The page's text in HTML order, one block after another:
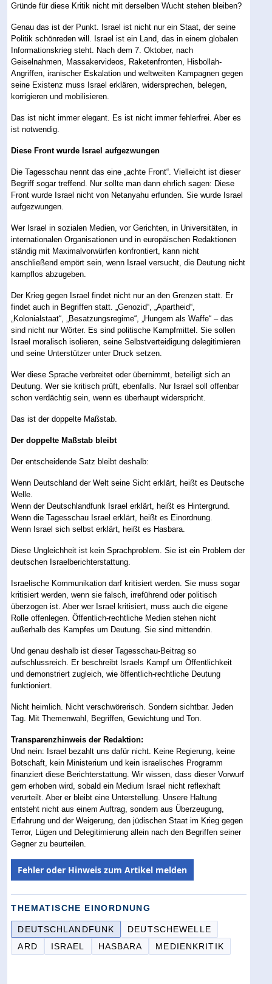
Gründe für diese Kritik nicht mit derselben Wucht stehen bleiben?
Genau das ist der Punkt. Israel ist nicht nur ein Staat, der seine
Politik schönreden will. Israel ist ein Land, das in einem globalen
Informationskrieg steht. Nach dem 7. Oktober, nach
Geiselnahmen, Massakervideos, Raketenfronten, Hisbollah-
Angriffen, iranischer Eskalation und weltweiten Kampagnen gegen
seine Existenz muss Israel erklären, widersprechen, belegen,
korrigieren und mobilisieren.
Das ist nicht immer elegant. Es ist nicht immer fehlerfrei. Aber es
ist notwendig.
Diese Front wurde Israel aufgezwungen
Die Tagesschau nennt das eine „achte Front“. Vielleicht ist dieser
Begriff sogar treffend. Nur sollte man dann ehrlich sagen: Diese
Front wurde Israel nicht von Netanyahu erfunden. Sie wurde Israel
aufgezwungen.
Wer Israel in sozialen Medien, vor Gerichten, in Universitäten, in
internationalen Organisationen und in europäischen Redaktionen
ständig mit Maximalvorwürfen konfrontiert, kann nicht
anschließend empört sein, wenn Israel versucht, die Deutung nicht
kampflos abzugeben.
Der Krieg gegen Israel findet nicht nur an den Grenzen statt. Er
findet auch in Begriffen statt. „Genozid“, „Apartheid“,
„Kolonialstaat“, „Besatzungsregime“, „Hungern als Waffe“ – das
sind nicht nur Wörter. Es sind politische Kampfmittel. Sie sollen
Israel moralisch isolieren, seine Selbstverteidigung delegitimieren
und seine Unterstützer unter Druck setzen.
Wer diese Sprache verbreitet oder übernimmt, beteiligt sich an
Deutung. Wer sie kritisch prüft, ebenfalls. Nur Israel soll offenbar
schon verdächtig sein, wenn es überhaupt widerspricht.
Das ist der doppelte Maßstab.
Der doppelte Maßstab bleibt
Der entscheidende Satz bleibt deshalb:
Wenn Deutschland der Welt seine Sicht erklärt, heißt es Deutsche
Welle.
Wenn der Deutschlandfunk Israel erklärt, heißt es Hintergrund.
Wenn die Tagesschau Israel erklärt, heißt es Einordnung.
Wenn Israel sich selbst erklärt, heißt es Hasbara.
Diese Ungleichheit ist kein Sprachproblem. Sie ist ein Problem der
deutschen Israelberichterstattung.
Israelische Kommunikation darf kritisiert werden. Sie muss sogar
kritisiert werden, wenn sie falsch, irreführend oder politisch
überzogen ist. Aber wer Israel kritisiert, muss auch die eigene
Rolle offenlegen. Öffentlich-rechtliche Medien stehen nicht
außerhalb des Kampfes um Deutung. Sie sind mittendrin.
Und genau deshalb ist dieser Tagesschau-Beitrag so
aufschlussreich. Er beschreibt Israels Kampf um Öffentlichkeit
und demonstriert zugleich, wie öffentlich-rechtliche Deutung
funktioniert.
Nicht heimlich. Nicht verschwörerisch. Sondern sichtbar. Jeden
Tag. Mit Themenwahl, Begriffen, Gewichtung und Ton.
Transparenzhinweis der Redaktion:
Und nein: Israel bezahlt uns dafür nicht. Keine Regierung, keine
Botschaft, kein Ministerium und kein israelisches Programm
finanziert diese Berichterstattung. Wir wissen, dass dieser Vorwurf
gern erhoben wird, sobald ein Medium Israel nicht reflexhaft
verurteilt. Aber er bleibt eine Unterstellung. Unsere Haltung
entsteht nicht aus einem Auftrag, sondern aus Überzeugung,
Erfahrung und der Weigerung, den jüdischen Staat im Krieg gegen
Terror, Lügen und Delegitimierung allein nach den Begriffen seiner
Gegner zu beurteilen.
Fehler oder Hinweis zum Artikel melden
THEMATISCHE EINORDNUNG
DEUTSCHLANDFUNK
DEUTSCHEWELLE
ARD
ISRAEL HASBARA MEDIENKRITIK